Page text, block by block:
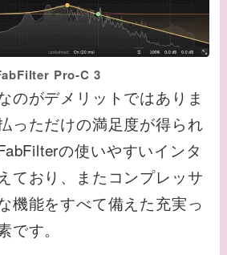
Pro-C 3
のがデメリットではありま
っただけの満足度が得られ
の使いやすいインタ
ており、またコンプレッサ
機能をすべて備えた充実っ
です。